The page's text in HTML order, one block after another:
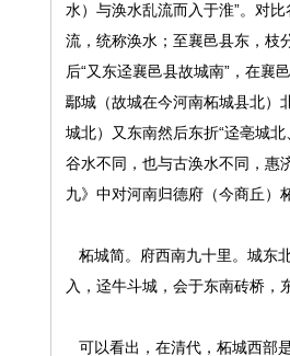
水）与涣水乱流而入于淮”。对
流，统称涣水；至襄邑县东，枝
后“又东迳襄邑县故城南”，在
鄢城（故城在今河南柘城县北）
城北）又东南然后东折“迳亳城
谷水不同，也与古涣水不同，惠
九》中对河南归德府（今商丘）
柘城简。府西南九十里。城东
入，迳牛斗城，会于东南砖桥，
可以看出，在清代，柘城西部